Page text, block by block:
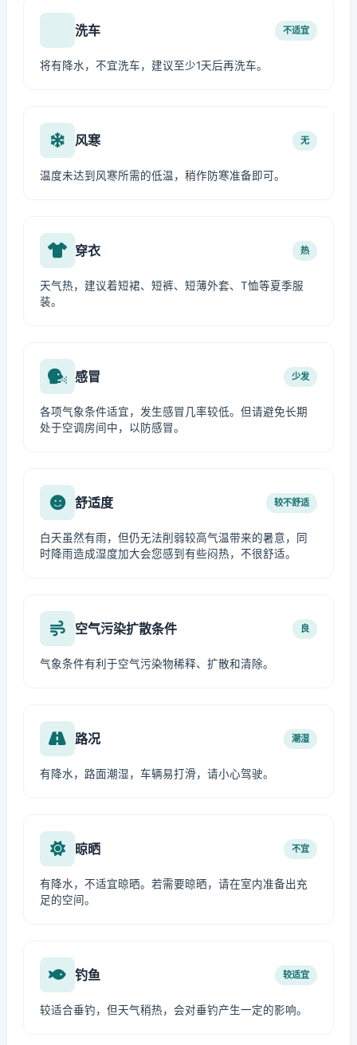
洗车 不适宜
将有降水，不宜洗车，建议至少1天后再洗车。
风寒 无
温度未达到风寒所需的低温，稍作防寒准备即可。
穿衣 热
天气热，建议着短裙、短裤、短薄外套、T恤等夏季服
装。
感冒 少发
各项气象条件适宜，发生感冒几率较低。但请避免长期
处于空调房间中，以防感冒。
舒适度 较不舒适
白天虽然有雨，但仍无法削弱较高气温带来的暑意，同
时降雨造成湿度加大会您感到有些闷热，不很舒适。
空气污染扩散条件 良
气象条件有利于空气污染物稀释、扩散和清除。
路况 潮湿
有降水，路面潮湿，车辆易打滑，请小心驾驶。
晾晒 不宜
有降水，不适宜晾晒。若需要晾晒，请在室内准备出充
足的空间。
钓鱼 较适宜
较适合垂钓，但天气稍热，会对垂钓产生一定的影响。